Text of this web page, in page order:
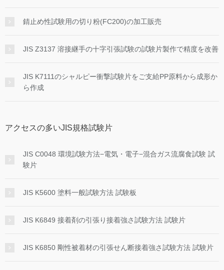
錆止め性試験用の切り粉(FC200)の加工販売
JIS Z3137 溶接継手の十字引張試験の試験片製作で精度を改善
JIS K7111のシャルピー衝撃試験片をご支給PP原料から成形か
ら作成
アクセスの多いJIS規格試験片
JIS C0048 環境試験方法−電気・電子−混合ガス流腐食試験 試
験片
JIS K5600 塗料一般試験方法 試験板
JIS K6849 接着剤の引張り接着強さ試験方法 試験片
JIS K6850 剛性被着材の引張せん断接着強さ試験方法 試験片